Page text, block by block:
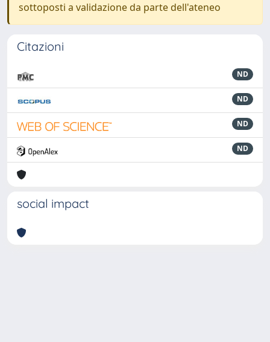
sottoposti a validazione da parte dell'ateneo
Citazioni
ND
ND
ND
ND
social impact